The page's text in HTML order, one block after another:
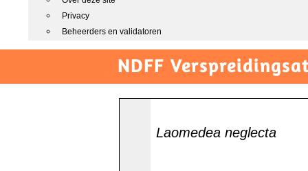
Privacy
Beheerders en validatoren
NDFF